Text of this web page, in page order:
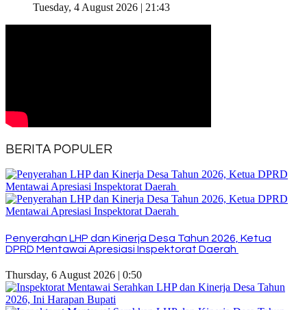
Tuesday, 4 August 2026 | 21:43
BERITA POPULER
Penyerahan LHP dan Kinerja Desa Tahun 2026, Ketua
DPRD Mentawai Apresiasi Inspektorat Daerah
Thursday, 6 August 2026 | 0:50